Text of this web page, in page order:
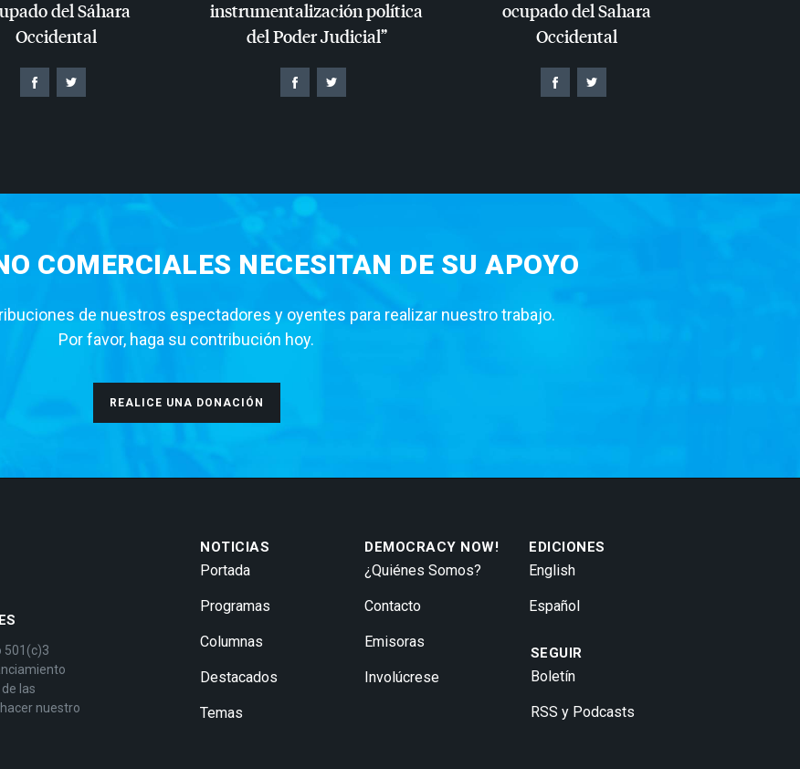
del Sáhara
Occidental
instrumentalización política
del Poder Judicial”
ocupado del Sahara
Occidental
COMERCIALES NECESITAN DE SU APOYO
de nuestros espectadores y oyentes para realizar nuestro trabajo.
Por favor, haga su contribución hoy.
REALICE UNA DONACIÓN
501(c)3
las
nuestro
NOTICIAS
Portada
Programas
Columnas
Destacados
Temas
DEMOCRACY NOW!
¿Quiénes Somos?
Contacto
Emisoras
Involúcrese
EDICIONES
English
Español
SEGUIR
Boletín
RSS y Podcasts